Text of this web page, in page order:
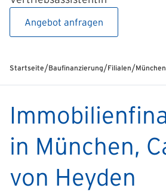
Angebot anfragen
Startseite/Baufinanzierung/Filialen/München
in München,
von Heyden